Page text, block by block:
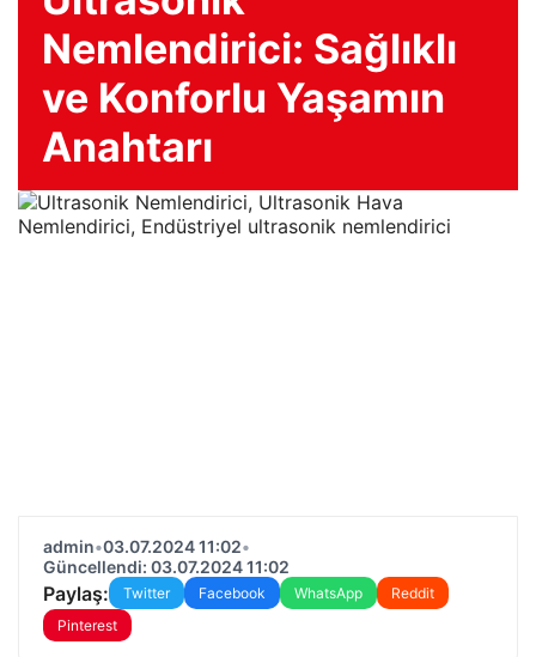
Nemlendirici: Sağlıklı
ve Konforlu Yaşamın
Anahtarı
admin•03.07.2024 11:02•
Güncellendi: 03.07.2024 11:02
Paylaş: Twitter Facebook WhatsApp
Reddit
Pinterest